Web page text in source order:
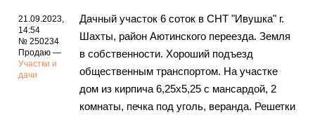
21.09.2023,
14:54
№ 250234
Продаю —
Участки и
дачи
Дачный участок 6 соток в СНТ "Ивушка" г.
Шахты, район Аютинского переезда. Земля
в собственности. Хороший подъезд
общественным транспортом. На участке
дом из кирпича 6,25х5,25 с мансардой, 2
комнаты, печка под уголь, веранда. Решетки